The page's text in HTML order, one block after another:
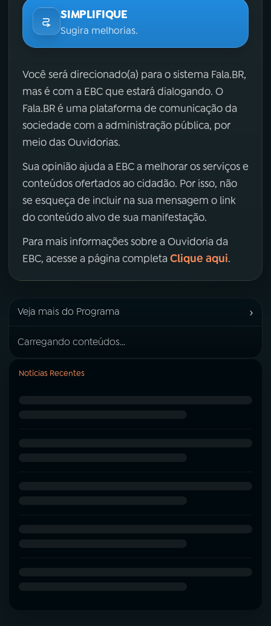
SIMPLIFIQUE
Sugira melhorias.
Você será direcionado(a) para o sistema Fala.BR,
mas é com a EBC que estará dialogando. O
Fala.BR é uma plataforma de comunicação da
sociedade com a administração pública, por
meio das Ouvidorias.
Sua opinião ajuda a EBC a melhorar os serviços e
conteúdos ofertados ao cidadão. Por isso, não
se esqueça de incluir na sua mensagem o link
do conteúdo alvo de sua manifestação.
Para mais informações sobre a Ouvidoria da
EBC, acesse a página completa Clique aqui.
Veja mais do Programa ›
Carregando conteúdos...
Notícias Recentes